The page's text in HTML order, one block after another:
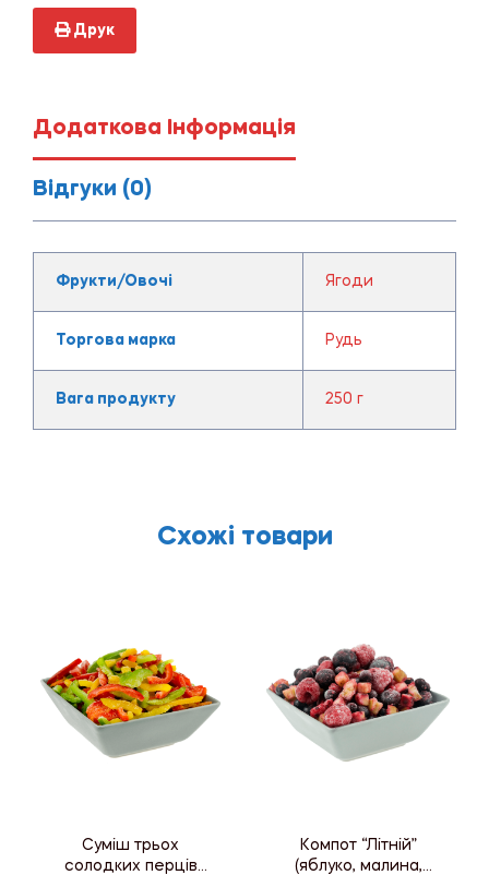
Друк
Додаткова Інформація
Відгуки (0)
Фрукти/Овочі Ягоди
Торгова марка Рудь
Вага продукту 250 г
Схожі товари
Суміш трьох
солодких перців
Компот “Літній”
(яблуко, малина,